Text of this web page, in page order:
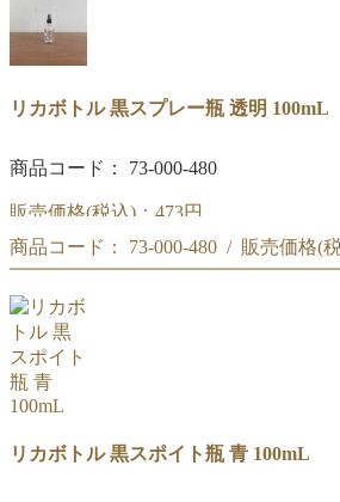
リカボトル 黒スプレー瓶 透明 100mL
商品コード： 73-000-480
販売価格(税込)： 473円
黒スプレー瓶 透明 100mL
商品コード： 73-000-480 / 販売価格(税
黒スプレー瓶 透明 100mL
リカボトル 黒スポイト瓶 青 100mL